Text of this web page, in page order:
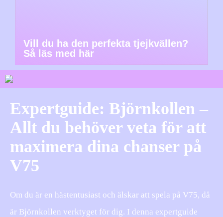
Vill du ha den perfekta tjejkvällen?
Så läs med här
Expertguide: Björnkollen –
Allt du behöver veta för att
maximera dina chanser på
V75
Om du är en hästentusiast och älskar att spela på V75, då
är Björnkollen verktyget för dig. I denna expertguide